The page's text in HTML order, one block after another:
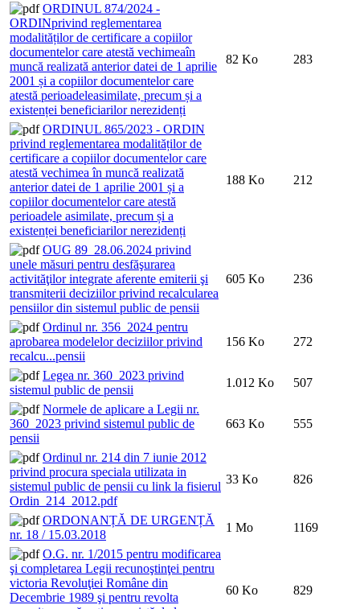
ORDINUL 874/2024 -
ORDINprivind reglementarea
modalităților de certificare a copiilor
documentelor care atestă vechimeaîn
muncă realizată anterior datei de 1 aprilie
2001 și a copiilor documentelor care
atestă perioadeleasimilate, precum și a
existenței beneficiarilor nerezidenți
82 Ko 283
ORDINUL 865/2023 - ORDIN
privind reglementarea modalităților de
certificare a copiilor documentelor care
atestă vechimea în muncă realizată
anterior datei de 1 aprilie 2001 și a
copiilor documentelor care atestă
perioadele asimilate, precum și a
existenței beneficiarilor nerezidenți
188 Ko 212
OUG 89_28.06.2024 privind
unele măsuri pentru desfăşurarea
activităţilor integrate aferente emiterii şi
transmiterii deciziilor privind recalcularea
pensiilor din sistemul public de pensii
605 Ko 236
Ordinul nr. 356_2024 pentru
aprobarea modelelor deciziilor privind
recalcu...pensii
156 Ko 272
Legea nr. 360_2023 privind
sistemul public de pensii
1.012 Ko
507
Normele de aplicare a Legii nr.
360_2023 privind sistemul public de
pensii
663 Ko 555
Ordinul nr. 214 din 7 iunie 2012
privind procura speciala utilizata in
sistemul public de pensii cu link la fisierul
Ordin_214_2012.pdf
33 Ko 826
ORDONANȚĂ DE URGENȚĂ
nr. 18 / 15.03.2018
1 Mo
1169
O.G. nr. 1/2015 pentru modificarea
şi completarea Legii recunoştinţei pentru
victoria Revoluţiei Române din
Decembrie 1989 şi pentru revolta
60 Ko 829